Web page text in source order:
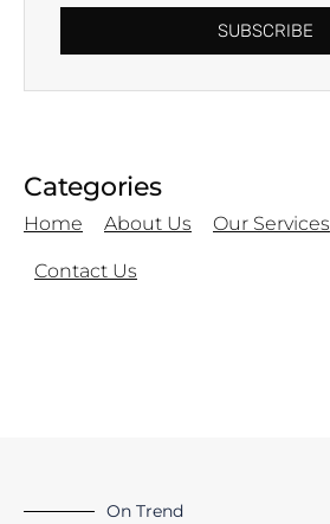
SUBSCRIBE
Categories
Home About Us Our Services
Contact Us
On Trend